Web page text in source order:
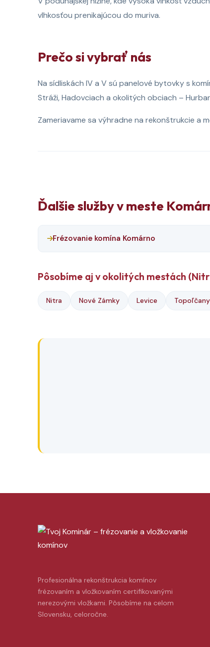
vlhkosťou prenikajúcou do muriva.
Prečo si vybrať nás
Na sídliskách IV a V sú panelové bytovky s
Stráži, Hadovciach a okolitých obciach –
Zameriavame sa výhradne na rekonštrukcie a
Ďalšie služby v meste
Frézovanie komína Komárno
Pôsobíme aj v okolitých mestách
Nitra Nové Zámky Levice Topoľčany
Profesionálna rekonštrukcia komínov
frézovaním a vložkovaním certifikovanými
nerezovými vložkami. Pôsobíme na celom
Slovensku, celoročne.